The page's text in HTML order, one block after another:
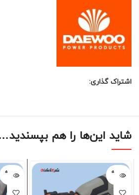
اشتراک گذاری:
شاید این‌ها را هم
فروخته
شده
فروخته
شده